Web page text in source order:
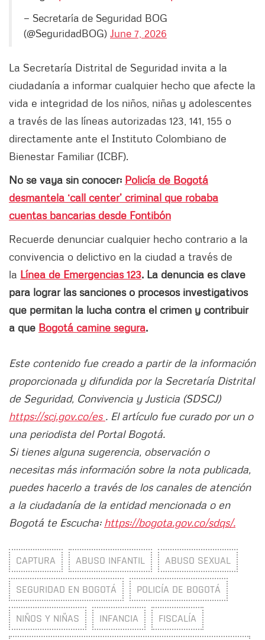
— Secretaría de Seguridad BOG
(@SeguridadBOG) June 7, 2026
La Secretaría Distrital de Seguridad invita a la
ciudadanía a informar cualquier hecho que afecte la
vida e integridad de los niños, niñas y adolescentes
a través de las líneas autorizadas 123, 141, 155 o
directamente ante el Instituto Colombiano de
Bienestar Familiar (ICBF).
No se vaya sin conocer: Policía de Bogotá
desmantela ‘call center’ criminal que robaba
cuentas bancarias desde Fontibón
Recuerde denunciar cualquier hecho contrario a la
convivencia o delictivo en la ciudad a través de
la Línea de Emergencias 123. La denuncia es clave
para lograr las sanciones o procesos investigativos
que permitan la lucha contra el crimen y contribuir
a que Bogotá camine segura.
Este contenido fue creado a partir de la información
proporcionada y difundida por la Secretaría Distrital
de Seguridad, Convivencia y Justicia (SDSCJ)
https://scj.gov.co/es . El artículo fue curado por un o
una periodista del Portal Bogotá.
Si tienes alguna sugerencia, observación o
necesitas más información sobre la nota publicada,
puedes hacerlo a través de los canales de atención
a la ciudadanía de la entidad mencionada o en
Bogotá te Escucha: https://bogota.gov.co/sdqs/.
CAPTURA ABUSO INFANTIL ABUSO SEXUAL
SEGURIDAD EN BOGOTÁ POLICÍA DE BOGOTÁ
NIÑOS Y NIÑAS INFANCIA FISCALÍA